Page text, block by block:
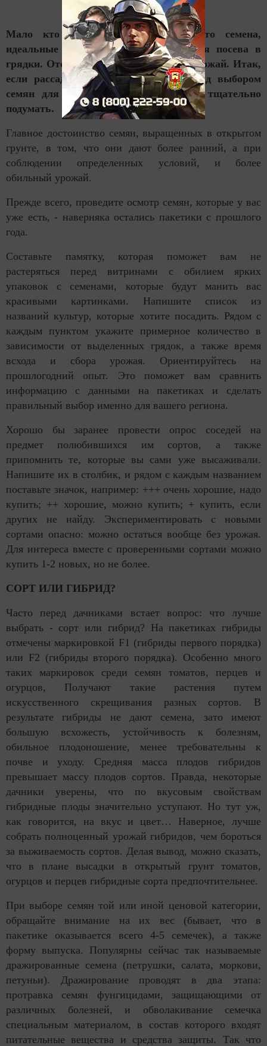
Мало кто из огородников знает, что семена,
идеальные для теплиц, не годятся для посева в
грядки. Отсюда и жалобы на низкий урожай. Итак,
если рассаду мы уже посадили, то над выбором
семян для открытого грунта следует тщательно
подумать.
Главное достоинство семян, выращенных в открытом
грунте, в том, что они дают более ранний, а при
соблюдении определенных условий, и более
обильный урожай.
Прежде всего, проведите осмотр семян, которые у вас
уже есть, - наверняка остались пакетики с прошлого
года.
Составьте памятку, которая поможет вам не
растеряться перед витринами с обилием ярких
упаковок с семенами, которые будут манить вас
красивыми картинками. Напишите список из
названий культур, которые хотите посадить. Рядом с
каждым пунктом укажите примерное количество в
зависимости от выделенных грядок, а также время
всхода и сбора урожая. Ориентируйтесь на
прошлогодний опыт. Это поможет вам сравнить
информацию с данными на пакетиках и сделать
правильный выбор именно для вашего региона.
Хорошо бы заранее провести опрос соседей на
предмет полюбившихся им сортов, а также
припомнить те, которые вы сами уже высаживали.
Напишите их в столбик, и рядом с каждым названием
поставьте значок, например: +++ очень хорошие, надо
купить; ++ хорошие, можно купить; + купить, если
других не найду. Экспериментировать с новыми
сортами опасно: можно остаться вообще без урожая.
Для интереса вместе с проверенными сортами можно
купить 1-2 новых, но не более.
СОРТ ИЛИ ГИБРИД?
Часто перед дачниками встает вопрос: что лучше
выбрать - сорт или гибрид? На пакетиках гибриды
отмечены маркировкой F1 (гибриды первого порядка)
или F2 (гибриды второго порядка). Особенно много
таких маркировок среди семян томатов, перцев и
огурцов, Получают такие растения путем
искусственного скрещивания разных сортов. В
результате гибриды не дают семена, зато имеют
большую всхожесть, устойчивость к болезням,
обильное плодоношение, менее требовательны к
почве и уходу. Средняя масса плодов гибридов
превышает массу плодов сортов. Правда, некоторые
дачники уверены, что по вкусовым свойствам
гибридные плоды значительно уступают. Но тут уж,
как говорится, на вкус и цвет… Наверное, лучше
собрать полноценный урожай гибридов, чем бороться
за выживаемость сортов. Делая вывод, можно сказать,
что в плане высадки в открытый грунт томатов,
огурцов и перцев гибридные сорта предпочтительнее.
При выборе семян той или иной ценовой категории,
обращайте внимание на их вес (бывает, что в
пакетике оказывается всего 4-5 семечек), а также
форму выпуска. Популярны сейчас так называемые
дражированные семена (петрушки, салата, моркови,
петуньи). Дражирование проводят в два этапа:
протравка семян фунгицидами, защищающими от
различных болезней, и обволакивание семечка
специальным материалом, в состав которого входят
питательные вещества и средства защиты. Так что